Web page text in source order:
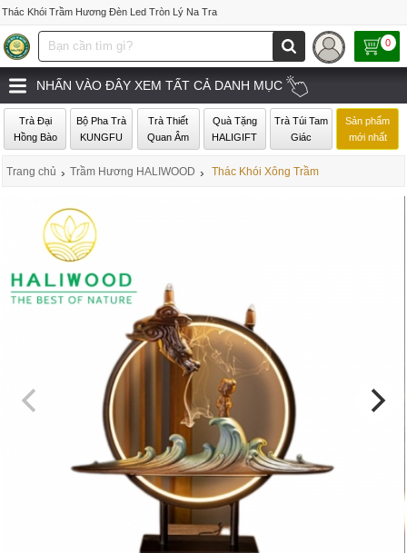
Thác Khói Trầm Hương Đèn Led Tròn Lý Na Tra
0
NHẤN VÀO ĐÂY XEM TẤT CẢ DANH MỤC
Trà Đại
Hồng Bào
Bộ Pha Trà
KUNGFU
Trà Thiết
Quan Âm
Quà Tặng
HALIGIFT
Trà Túi Tam
Giác
Sản phẩm
mới nhất
Trang chủ › Trầm Hương HALIWOOD › Thác Khói Xông Trầm